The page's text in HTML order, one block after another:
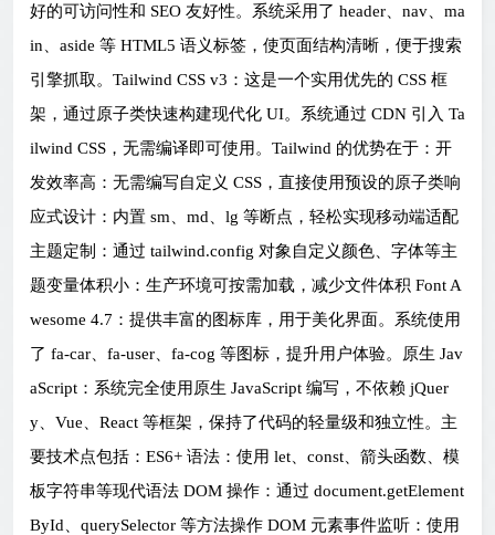
好的可访问性和 SEO 友好性。系统采用了 header、nav、ma
in、aside 等 HTML5 语义标签，使页面结构清晰，便于搜索
引擎抓取。Tailwind CSS v3：这是一个实用优先的 CSS 框
架，通过原子类快速构建现代化 UI。系统通过 CDN 引入 Ta
ilwind CSS，无需编译即可使用。Tailwind 的优势在于：开
发效率高：无需编写自定义 CSS，直接使用预设的原子类响
应式设计：内置 sm、md、lg 等断点，轻松实现移动端适配
主题定制：通过 tailwind.config 对象自定义颜色、字体等主
题变量体积小：生产环境可按需加载，减少文件体积 Font A
wesome 4.7：提供丰富的图标库，用于美化界面。系统使用
了 fa-car、fa-user、fa-cog 等图标，提升用户体验。原生 Jav
aScript：系统完全使用原生 JavaScript 编写，不依赖 jQuer
y、Vue、React 等框架，保持了代码的轻量级和独立性。主
要技术点包括：ES6+ 语法：使用 let、const、箭头函数、模
板字符串等现代语法 DOM 操作：通过 document.getElement
ById、querySelector 等方法操作 DOM 元素事件监听：使用